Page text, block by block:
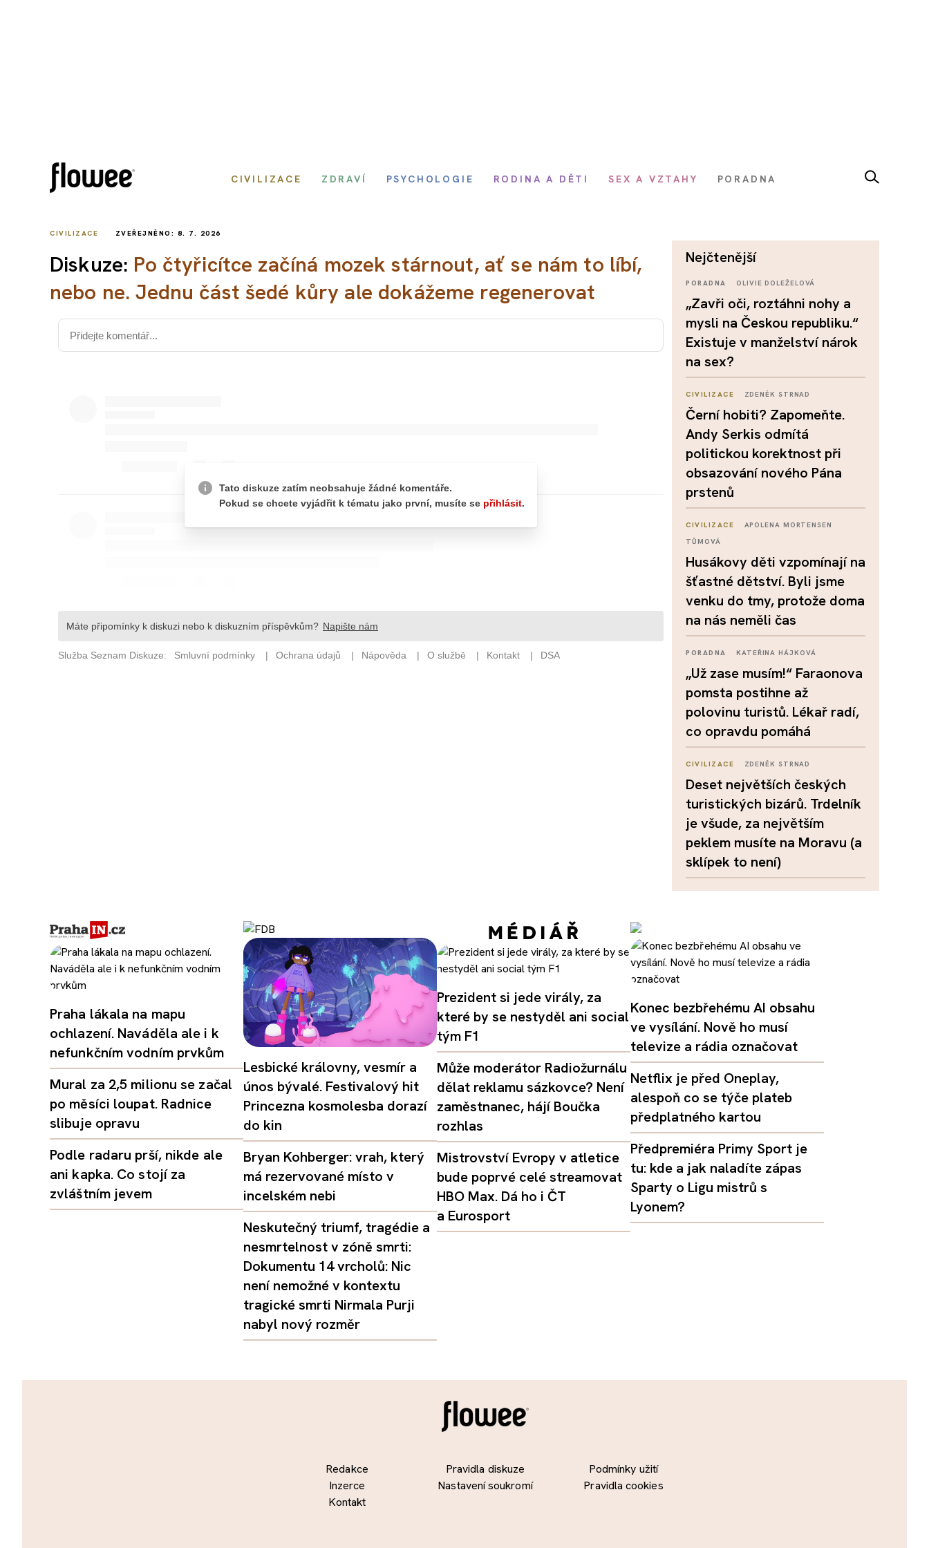
CIVILIZACE ZDRAVÍ PSYCHOLOGIE RODINA A DĚTI SEX A VZTAHY PORADNA
CIVILIZACE ZVEŘEJNĚNO: 8. 7. 2026
Diskuze: Po čtyřicítce začíná mozek stárnout, ať se nám to líbí,
nebo ne. Jednu část šedé kůry ale dokážeme regenerovat
nejčtenější
PORADNA OLIVIE DOLEŽELOVÁ
„Zavři oči, roztáhni nohy a
mysli na Českou republiku.“
Existuje v manželství nárok
na sex?
CIVILIZACE ZDENĚK STRNAD
Černí hobiti? Zapomeňte.
Andy Serkis odmítá
politickou korektnost při
obsazování nového Pána
prstenů
CIVILIZACE
APOLENA MORTENSEN
TŮMOVÁ
Husákovy děti vzpomínají na
šťastné dětství. Byli jsme
venku do tmy, protože doma
na nás neměli čas
PORADNA KATEŘINA HÁJKOVÁ
„Už zase musím!“ Faraonova
pomsta postihne až
polovinu turistů. Lékař radí,
co opravdu pomáhá
CIVILIZACE ZDENĚK STRNAD
Deset největších českých
turistických bizárů. Trdelník
je všude, za největším
peklem musíte na Moravu (a
sklípek to není)
Praha lákala na mapu
ochlazení. Naváděla ale i k
nefunkčním vodním prvkům
Mural za 2,5 milionu se začal
po měsíci loupat. Radnice
slibuje opravu
Podle radaru prší, nikde ale
ani kapka. Co stojí za
zvláštním jevem
Lesbické královny, vesmír a
únos bývalé. Festivalový hit
Princezna kosmolesba dorazí
do kin
Bryan Kohberger: vrah, který
má rezervované místo v
incelském nebi
Neskutečný triumf, tragédie a
nesmrtelnost v zóně smrti:
Dokumentu 14 vrcholů: Nic
není nemožné v kontextu
tragické smrti Nirmala Purji
nabyl nový rozměr
Prezident si jede virály, za
které by se nestyděl ani social
tým F1
Může moderátor Radiožurnálu
dělat reklamu sázkovce? Není
zaměstnanec, hájí Boučka
rozhlas
Mistrovství Evropy v atletice
bude poprvé celé streamovat
HBO Max. Dá ho i ČT
a Eurosport
Konec bezbřehému AI obsahu
ve vysílání. Nově ho musí
televize a rádia označovat
Netflix je před Oneplay,
alespoň co se týče plateb
předplatného kartou
Předpremiéra Primy Sport je
tu: kde a jak naladíte zápas
Sparty o Ligu mistrů s
Lyonem?
Redakce
Inzerce
Kontakt
Pravidla diskuze
Nastavení soukromí
Podmínky užití
Pravidla cookies